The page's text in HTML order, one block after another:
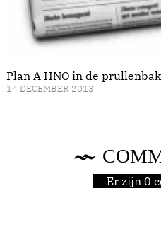
Plan A HNO in de prullenbak
14 DECEMBER 2013
Er zijn 0